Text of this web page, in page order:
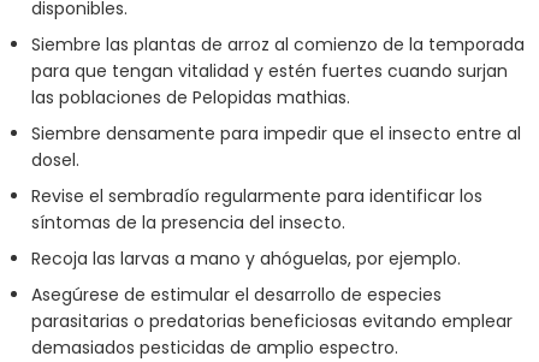
disponibles.
Siembre las plantas de arroz al comienzo de la temporada
para que tengan vitalidad y estén fuertes cuando surjan
las poblaciones de Pelopidas mathias.
Siembre densamente para impedir que el insecto entre al
dosel.
Revise el sembradío regularmente para identificar los
síntomas de la presencia del insecto.
Recoja las larvas a mano y ahóguelas, por ejemplo.
Asegúrese de estimular el desarrollo de especies
parasitarias o predatorias beneficiosas evitando emplear
demasiados pesticidas de amplio espectro.